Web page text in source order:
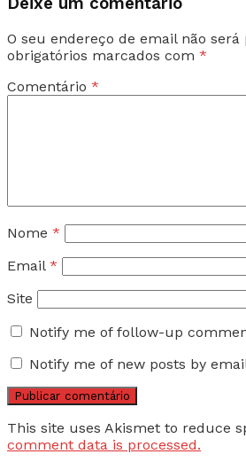
O seu endereço de email não será
obrigatórios marcados com *
Comentário *
Nome *
Email *
Site
Notify me of follow-up
Notify me of new posts by
This site uses Akismet to reduce
comment data is processed.